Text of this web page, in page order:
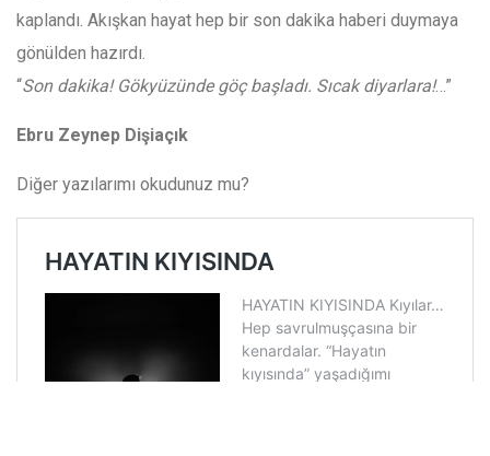
kaplandı. Akışkan hayat hep bir son dakika haberi duymaya
gönülden hazırdı.
“Son dakika! Gökyüzünde göç başladı. Sıcak diyarlara!…”
Ebru Zeynep Dişiaçık
Diğer yazılarımı okudunuz mu?